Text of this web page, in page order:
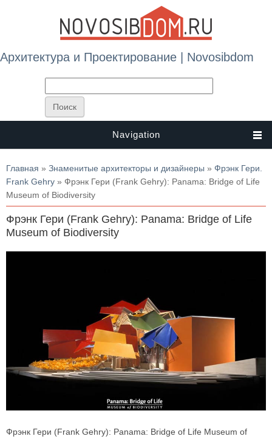
Архитектура и Проектирование | Novosibdom
Navigation
Вы здесь
Главная » Знаменитые архитекторы и дизайнеры » Фрэнк Гери.
Frank Gehry » Фрэнк Гери (Frank Gehry): Panama: Bridge of Life
Museum of Biodiversity
Фрэнк Гери (Frank Gehry): Panama: Bridge of Life
Museum of Biodiversity
Фрэнк Гери (Frank Gehry): Panama: Bridge of Life Museum of